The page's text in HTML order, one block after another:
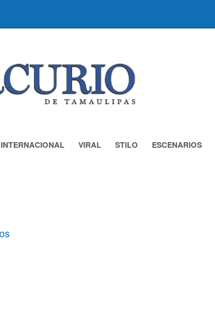
INTERNACIONAL VIRAL STILO ESCENARIOS